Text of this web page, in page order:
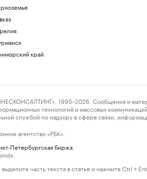
край
1995–2026. Сообщения и
технологий и массовых
службой по надзору в сфере связи,
агентство «РБК».
Петербургская биржа
часть текста в статье и нажмите Ctrl +